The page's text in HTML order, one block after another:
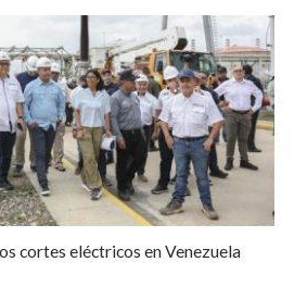
cortes eléctricos en Venezuela